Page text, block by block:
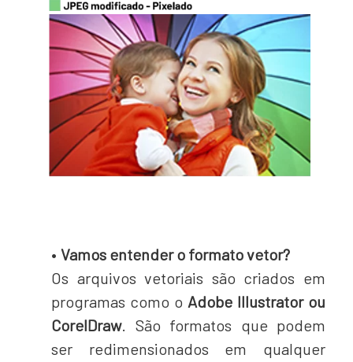
Vamos entender o formato vetor?
Os arquivos vetoriais são criados em
programas como o Adobe Illustrator ou
CorelDraw. São formatos que podem
ser redimensionados em qualquer